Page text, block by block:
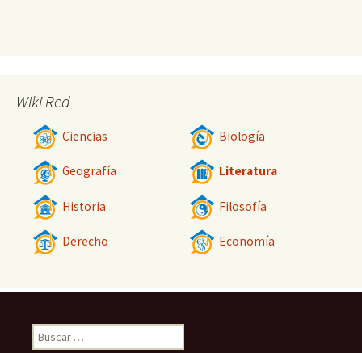
Wiki Red
Ciencias Biología
Geografía Literatura
Historia Filosofía
Derecho Economía
Buscar: